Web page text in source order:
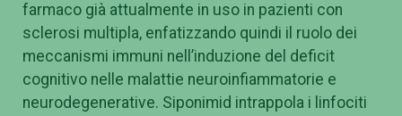
farmaco già attualmente in uso in pazienti con
sclerosi multipla, enfatizzando quindi il ruolo dei
meccanismi immuni nell’induzione del deficit
cognitivo nelle malattie neuroinfiammatorie e
neurodegenerative. Siponimid intrappola i linfociti